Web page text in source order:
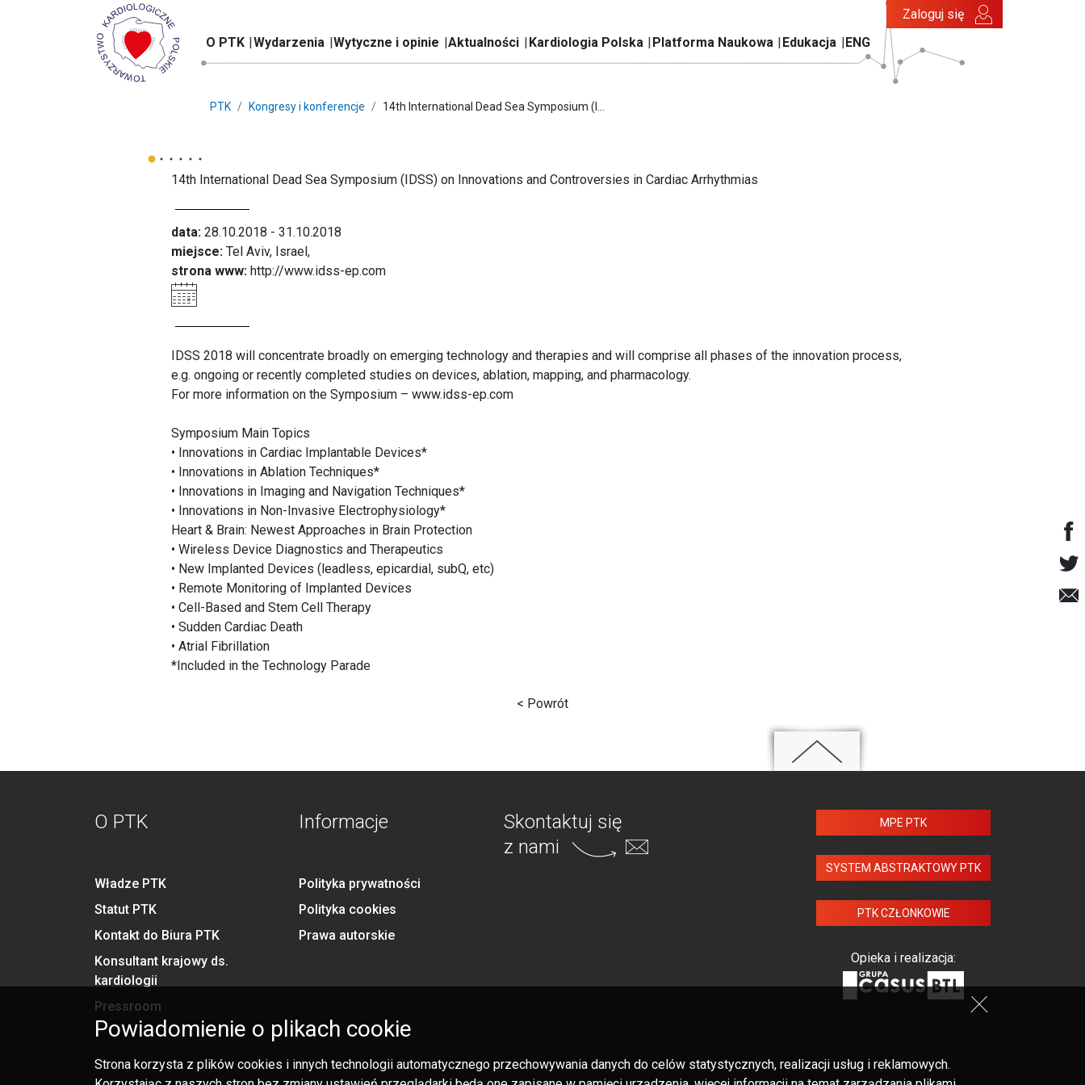
O PTK Wydarzenia Wytyczne i opinie Aktualności Kardiologia Polska Platforma Naukowa Edukacja ENG
Zaloguj się
PTK Kongresy i konferencje 14th International Dead Sea Symposium (I...
14th International Dead Sea Symposium (IDSS) on Innovations and Controversies in Cardiac Arrhythmias
data: 28.10.2018 - 31.10.2018
miejsce: Tel Aviv, Israel,
strona www: http://www.idss-ep.com
IDSS 2018 will concentrate broadly on emerging technology and therapies and will comprise all phases of the innovation process,
e.g. ongoing or recently completed studies on devices, ablation, mapping, and pharmacology.
For more information on the Symposium – www.idss-ep.com
Symposium Main Topics
• Innovations in Cardiac Implantable Devices*
• Innovations in Ablation Techniques*
• Innovations in Imaging and Navigation Techniques*
• Innovations in Non-Invasive Electrophysiology*
Heart & Brain: Newest Approaches in Brain Protection
• Wireless Device Diagnostics and Therapeutics
• New Implanted Devices (leadless, epicardial, subQ, etc)
• Remote Monitoring of Implanted Devices
• Cell-Based and Stem Cell Therapy
• Sudden Cardiac Death
• Atrial Fibrillation
*Included in the Technology Parade
< Powrót
O PTK
Władze PTK
Statut PTK
Kontakt do Biura PTK
Konsultant krajowy ds.
kardiologii
Pressroom
Informacje
Polityka prywatności
Polityka cookies
Prawa autorskie
Skontaktuj się
z nami
MPE PTK
SYSTEM ABSTRAKTOWY PTK
PTK CZŁONKOWIE
Opieka i realizacja:
Powiadomienie o plikach cookie
Strona korzysta z plików cookies i innych technologii automatycznego przechowywania danych do celów statystycznych, realizacji usług i reklamowych.